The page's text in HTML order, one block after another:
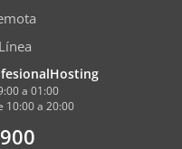
a 01:00
10:00 a 20:00